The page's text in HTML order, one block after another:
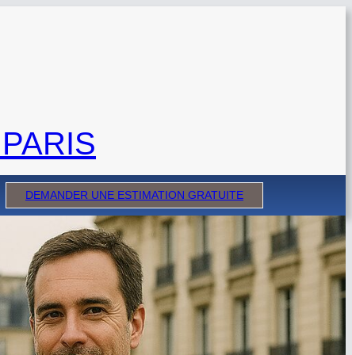
DEMANDER UNE ESTIMATION GRATUITE